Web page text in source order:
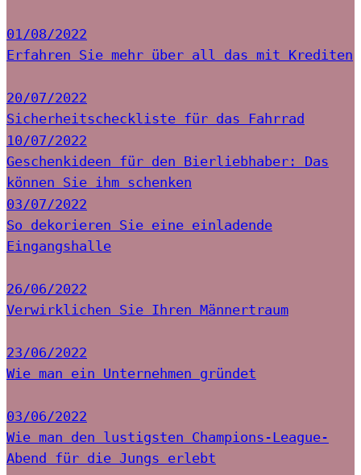
01/08/2022
Erfahren Sie mehr über all das mit Krediten
20/07/2022
Sicherheitscheckliste für das Fahrrad
10/07/2022
Geschenkideen für den Bierliebhaber: Das
können Sie ihm schenken
03/07/2022
So dekorieren Sie eine einladende
Eingangshalle
26/06/2022
Verwirklichen Sie Ihren Männertraum
23/06/2022
Wie man ein Unternehmen gründet
03/06/2022
Wie man den lustigsten Champions-League-
Abend für die Jungs erlebt